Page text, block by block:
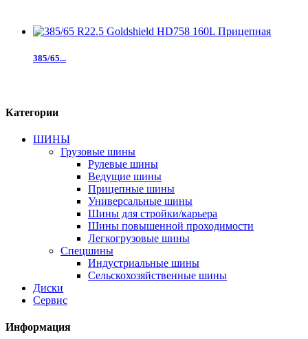
385/65...
Категории
ШИНЫ
Грузовые шины
Рулевые шины
Ведущие шины
Прицепные шины
Универсальные шины
Шины для стройки/карьера
Шины повышенной проходимости
Легкогрузовые шины
Спецшины
Индустриальные шины
Сельскохозяйственные шины
Диски
Сервис
Информация